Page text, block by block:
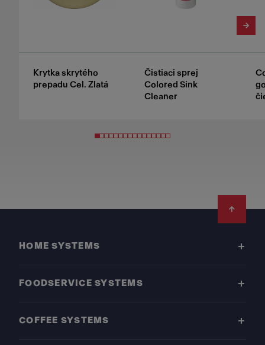
Krytka skrytého
prepadu Cel. Zlatá
Čistiaci sprej
Colored Sink
Cleaner
HOME SYSTEMS
FOODSERVICE SYSTEMS
COFFEE SYSTEMS